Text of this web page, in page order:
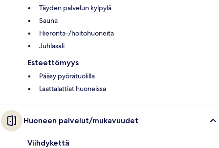
Täyden palvelun kylpylä
Sauna
Hieronta-/hoitohuoneita
Juhlasali
Esteettömyys
Pääsy pyörätuolilla
Laattalattiat huoneissa
Huoneen palvelut/mukavuudet
Viihdykettä